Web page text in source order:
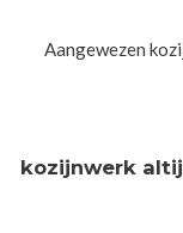
Aangewezen
kozijnwerk